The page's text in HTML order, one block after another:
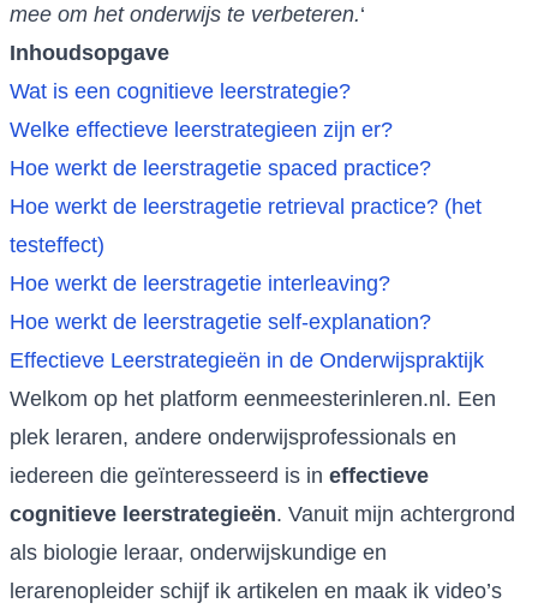
mee om het onderwijs te verbeteren.‘
Inhoudsopgave
Wat is een cognitieve leerstrategie?
Welke effectieve leerstrategieen zijn er?
Hoe werkt de leerstragetie spaced practice?
Hoe werkt de leerstragetie retrieval practice? (het
testeffect)
Hoe werkt de leerstragetie interleaving?
Hoe werkt de leerstragetie self-explanation?
Effectieve Leerstrategieën in de Onderwijspraktijk
Welkom op het platform eenmeesterinleren.nl. Een
plek leraren, andere onderwijsprofessionals en
iedereen die geïnteresseerd is in effectieve
cognitieve leerstrategieën. Vanuit mijn achtergrond
als biologie leraar, onderwijskundige en
lerarenopleider schijf ik artikelen en maak ik video’s